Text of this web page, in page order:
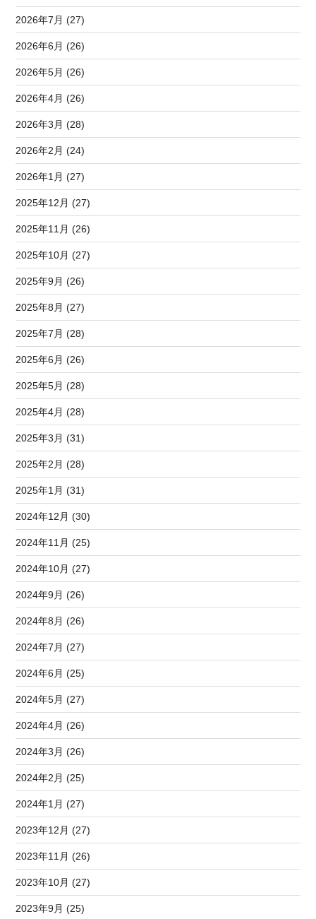
2026年7月 (27)
2026年6月 (26)
2026年5月 (26)
2026年4月 (26)
2026年3月 (28)
2026年2月 (24)
2026年1月 (27)
2025年12月 (27)
2025年11月 (26)
2025年10月 (27)
2025年9月 (26)
2025年8月 (27)
2025年7月 (28)
2025年6月 (26)
2025年5月 (28)
2025年4月 (28)
2025年3月 (31)
2025年2月 (28)
2025年1月 (31)
2024年12月 (30)
2024年11月 (25)
2024年10月 (27)
2024年9月 (26)
2024年8月 (26)
2024年7月 (27)
2024年6月 (25)
2024年5月 (27)
2024年4月 (26)
2024年3月 (26)
2024年2月 (25)
2024年1月 (27)
2023年12月 (27)
2023年11月 (26)
2023年10月 (27)
2023年9月 (25)